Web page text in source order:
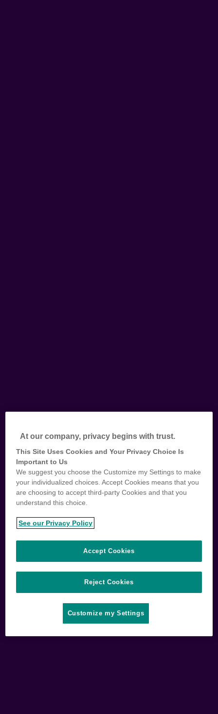
At our company, privacy begins with trust.
This Site Uses Cookies and Your Privacy Choice Is
Important to Us
We suggest you choose the Customize my Settings to make
your individualized choices. Accept Cookies means that you
are choosing to accept third-party Cookies and that you
understand this choice.
See our Privacy Policy
Reject Cookies
Accept Cookies
Customize my Settings